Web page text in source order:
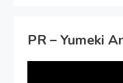
PR – Yumeki